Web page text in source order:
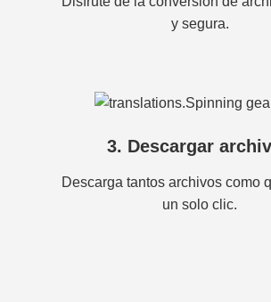
y segura.
3. Descargar
Descarga tantos archivos como
un solo clic.